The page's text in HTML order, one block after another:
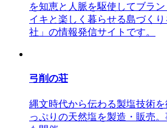
を知恵と人脈を駆使してブラ
イキと楽しく暮らせる島づく
社」の情報発信サイトです。
弓削の荘
縄文時代から伝わる製塩技術
っぷりの天然塩を製造・販売